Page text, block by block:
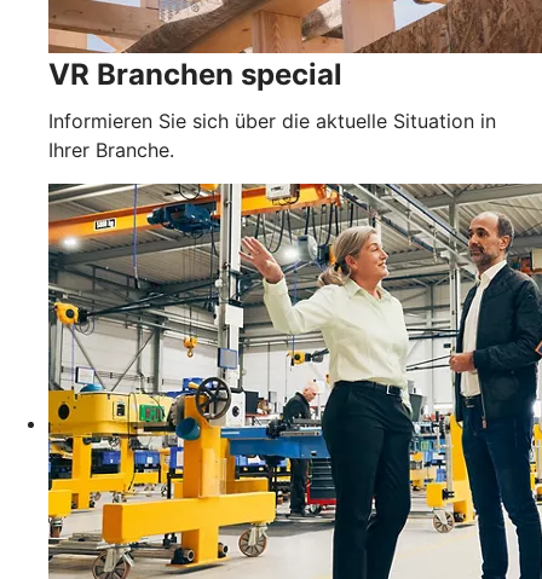
VR Branchen special
Informieren Sie sich über die aktuelle Situation in
Ihrer Branche.